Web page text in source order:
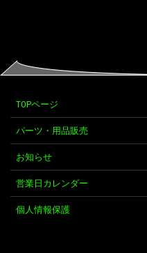
TOPページ
パーツ・用品販売
お知らせ
営業日カレンダー
個人情報保護